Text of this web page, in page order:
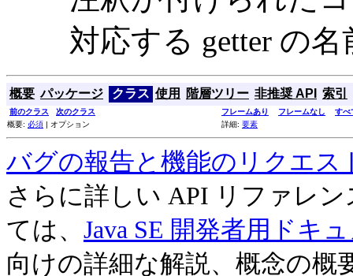
対応する getter の名
概要 パッケージ クラス 使用 階層ツリー 非推奨 API 索引
前のクラス 次のクラス フレームあり フレームなし
すべ
概要: 必須 | オプション 詳細: 要素
バグの報告と機能のリクエス
さらに詳しい API リファレ
ては、 Java SE 開発者用ドキ
向けの詳細な解説、概念の概